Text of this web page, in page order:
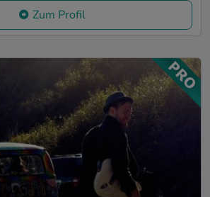
Zum Profil